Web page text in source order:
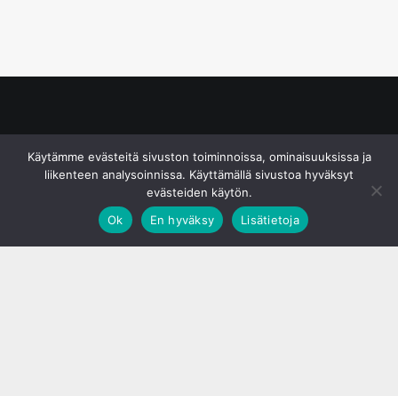
Käytämme evästeitä sivuston toiminnoissa, ominaisuuksissa ja
liikenteen analysoinnissa. Käyttämällä sivustoa hyväksyt
evästeiden käytön.
Ok
En hyväksy Lisätietoja